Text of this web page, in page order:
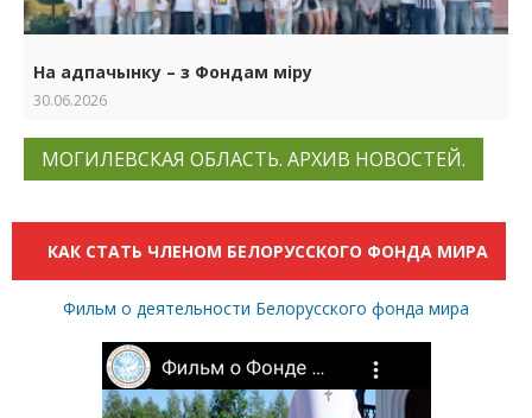
На адпачынку – з Фондам міру
30.06.2026
МОГИЛЕВСКАЯ ОБЛАСТЬ. АРХИВ НОВОСТЕЙ.
КАК СТАТЬ ЧЛЕНОМ БЕЛОРУССКОГО ФОНДА МИРА
Фильм о деятельности Белорусского фонда мира